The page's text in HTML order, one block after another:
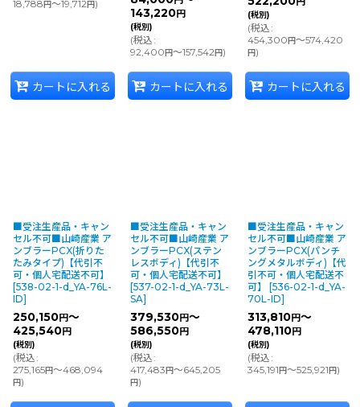
18,788円～19,712円)
カートに入れる
143,220円
(税別)
(税込:
92,400円～157,542円)
カートに入れる
(税別)
(税込:
454,300円～574,420
円)
カートに入れる
■受注生産品・キャン
セル不可■山崎産業 ア
ンブラーPCX(折りた
たみタイプ)【代引不
可・個人宅配送不可】
[538-02-1-d_YA-76L-
ID]
250,150円～
425,540円
(税別)
(税込:
275,165円～468,094
円)
■受注生産品・キャン
セル不可■山崎産業 ア
ンブラーPCX(ステン
レスボディ)【代引不
可・個人宅配送不可】
[537-02-1-d_YA-73L-
SA]
379,530円～
586,550円
(税別)
(税込:
417,483円～645,205
円)
■受注生産品・キャン
セル不可■山崎産業 ア
ンブラーPCX(パンチ
ングメタルボディ)【代
引不可・個人宅配送不
可】
[536-02-1-d_YA-
70L-ID]
313,810円～
478,110円
(税別)
(税込:
345,191円～525,921円)